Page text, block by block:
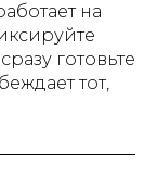
на
готовьте
тот,